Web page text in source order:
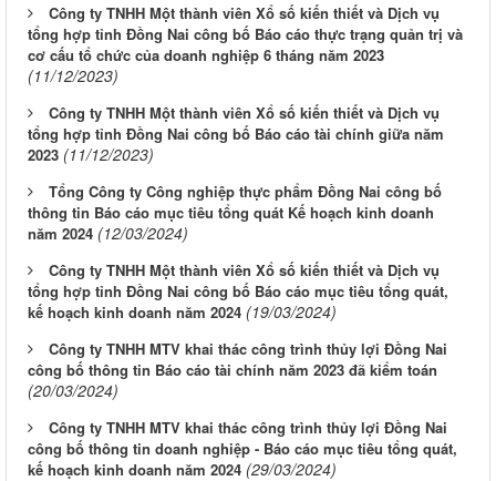
Công ty TNHH Một thành viên Xổ số kiến thiết và Dịch vụ
tổng hợp tỉnh Đồng Nai công bố Báo cáo thực trạng quản trị và
cơ cấu tổ chức của doanh nghiệp 6 tháng năm 2023
(11/12/2023)
Công ty TNHH Một thành viên Xổ số kiến thiết và Dịch vụ
tổng hợp tỉnh Đồng Nai công bố Báo cáo tài chính giữa năm
2023 (11/12/2023)
Tổng Công ty Công nghiệp thực phẩm Đồng Nai công bố
thông tin Báo cáo mục tiêu tổng quát Kế hoạch kinh doanh
năm 2024 (12/03/2024)
Công ty TNHH Một thành viên Xổ số kiến thiết và Dịch vụ
tổng hợp tỉnh Đồng Nai công bố Báo cáo mục tiêu tổng quát,
kế hoạch kinh doanh năm 2024 (19/03/2024)
Công ty TNHH MTV khai thác công trình thủy lợi Đồng Nai
công bố thông tin Báo cáo tài chính năm 2023 đã kiểm toán
(20/03/2024)
Công ty TNHH MTV khai thác công trình thủy lợi Đồng Nai
công bố thông tin doanh nghiệp - Báo cáo mục tiêu tổng quát,
kế hoạch kinh doanh năm 2024 (29/03/2024)